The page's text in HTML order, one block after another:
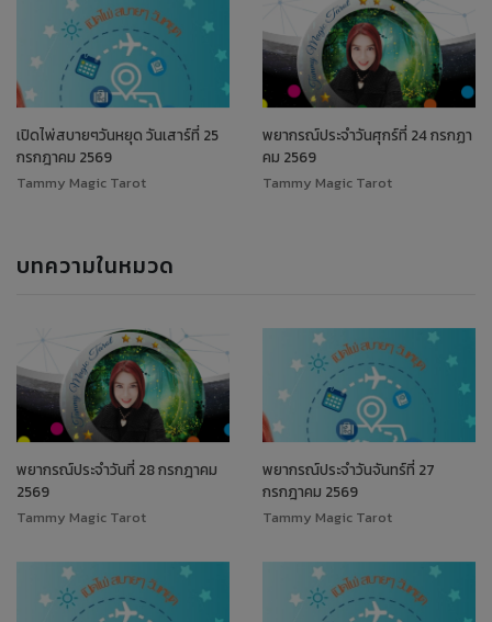
เปิดไพ่สบายๆวันหยุด วันเสาร์ที่ 25
กรกฎาคม 2569
Tammy Magic Tarot
พยากรณ์ประจำวันศุกร์ที่ 24 กรกฏา
คม 2569
Tammy Magic Tarot
บทความในหมวด
พยากรณ์ประจำวันที่ 28 กรกฎาคม
2569
Tammy Magic Tarot
พยากรณ์ประจำวันจันทร์ที่ 27
กรกฎาคม 2569
Tammy Magic Tarot